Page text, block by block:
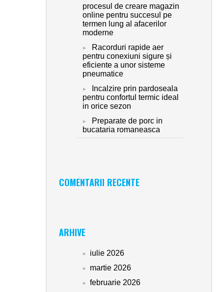
procesul de creare magazin
online pentru succesul pe
termen lung al afacerilor
moderne
Racorduri rapide aer
pentru conexiuni sigure și
eficiente a unor sisteme
pneumatice
Incalzire prin pardoseala
pentru confortul termic ideal
in orice sezon
Preparate de porc in
bucataria romaneasca
COMENTARII RECENTE
ARHIVE
iulie 2026
martie 2026
februarie 2026